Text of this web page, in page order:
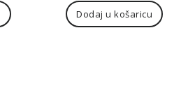
Dodaj u košaricu